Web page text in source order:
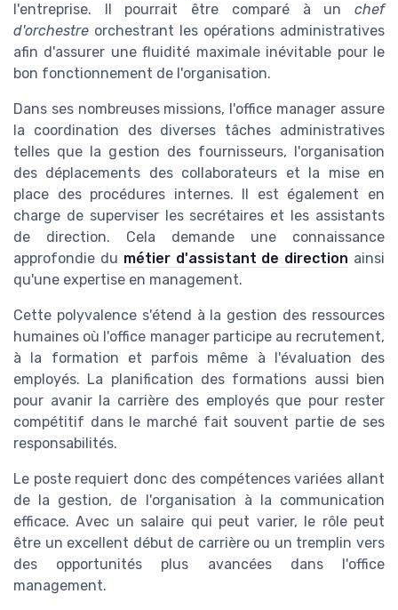
l'entreprise. Il pourrait être comparé à un chef
d'orchestre orchestrant les opérations administratives
afin d'assurer une fluidité maximale inévitable pour le
bon fonctionnement de l'organisation.
Dans ses nombreuses missions, l'office manager assure
la coordination des diverses tâches administratives
telles que la gestion des fournisseurs, l'organisation
des déplacements des collaborateurs et la mise en
place des procédures internes. Il est également en
charge de superviser les secrétaires et les assistants
de direction. Cela demande une connaissance
approfondie du métier d'assistant de direction ainsi
qu'une expertise en management.
Cette polyvalence s'étend à la gestion des ressources
humaines où l'office manager participe au recrutement,
à la formation et parfois même à l'évaluation des
employés. La planification des formations aussi bien
pour avanir la carrière des employés que pour rester
compétitif dans le marché fait souvent partie de ses
responsabilités.
Le poste requiert donc des compétences variées allant
de la gestion, de l'organisation à la communication
efficace. Avec un salaire qui peut varier, le rôle peut
être un excellent début de carrière ou un tremplin vers
des opportunités plus avancées dans l'office
management.